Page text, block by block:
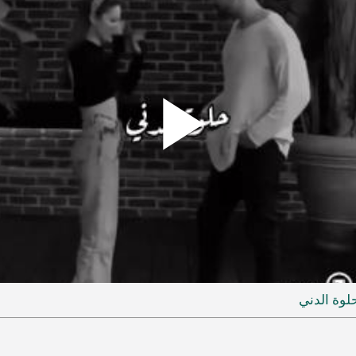
Play
الدني